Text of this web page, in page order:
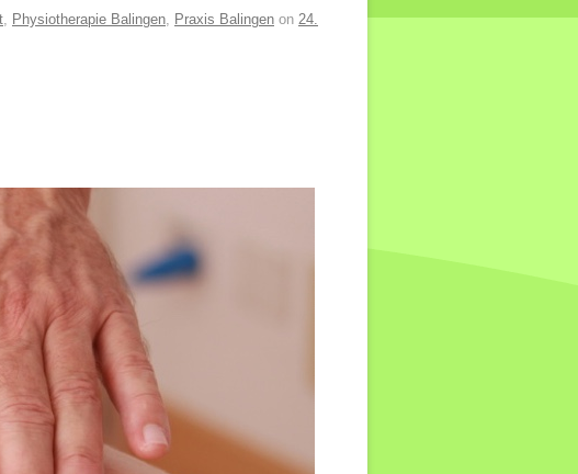
, Physiotherapie Balingen, Praxis Balingen on 24.